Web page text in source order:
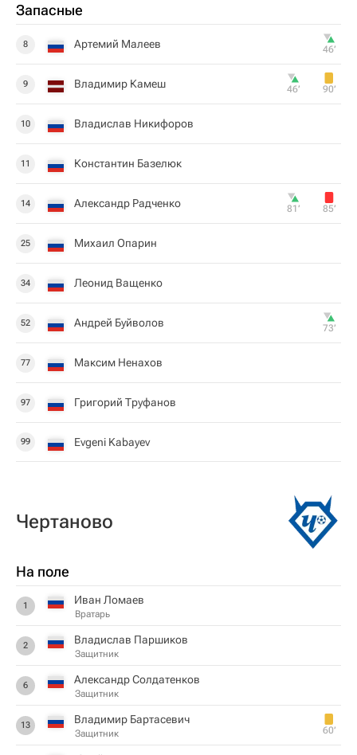
Запасные
8 Артемий Малеев 46‎’‎
9 Владимир Камеш 46‎’‎ 90‎’‎
10 Владислав Никифоров
11 Константин Базелюк
14 Александр Радченко 81‎’‎ 85‎’‎
25 Михаил Опарин
34 Леонид Ващенко
52 Андрей Буйволов 73‎’‎
77 Максим Ненахов
97 Григорий Труфанов
99 Evgeni Kabayev
Чертаново
На поле
1 Иван Ломаев
Вратарь
2 Владислав Паршиков
Защитник
6 Александр Солдатенков
Защитник
13 Владимир Бартасевич
Защитник 60‎’‎